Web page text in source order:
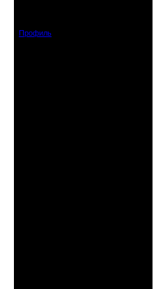
Профиль